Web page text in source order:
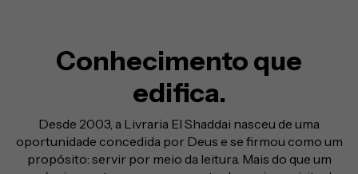
Conhecimento que
edifica.
Desde 2003, a Livraria El Shaddai nasceu de uma
oportunidade concedida por Deus e se firmou como um
propósito: servir por meio da leitura. Mais do que um